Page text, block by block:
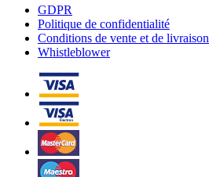
GDPR
Politique de confidentialité
Conditions de vente et de livraison
Whistleblower